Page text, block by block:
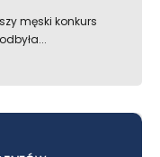
męski konkurs